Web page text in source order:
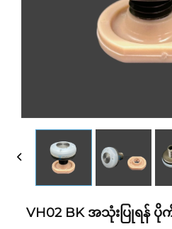
VH02 BK အသုံးပြုရန်